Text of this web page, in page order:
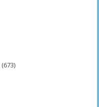
(673)